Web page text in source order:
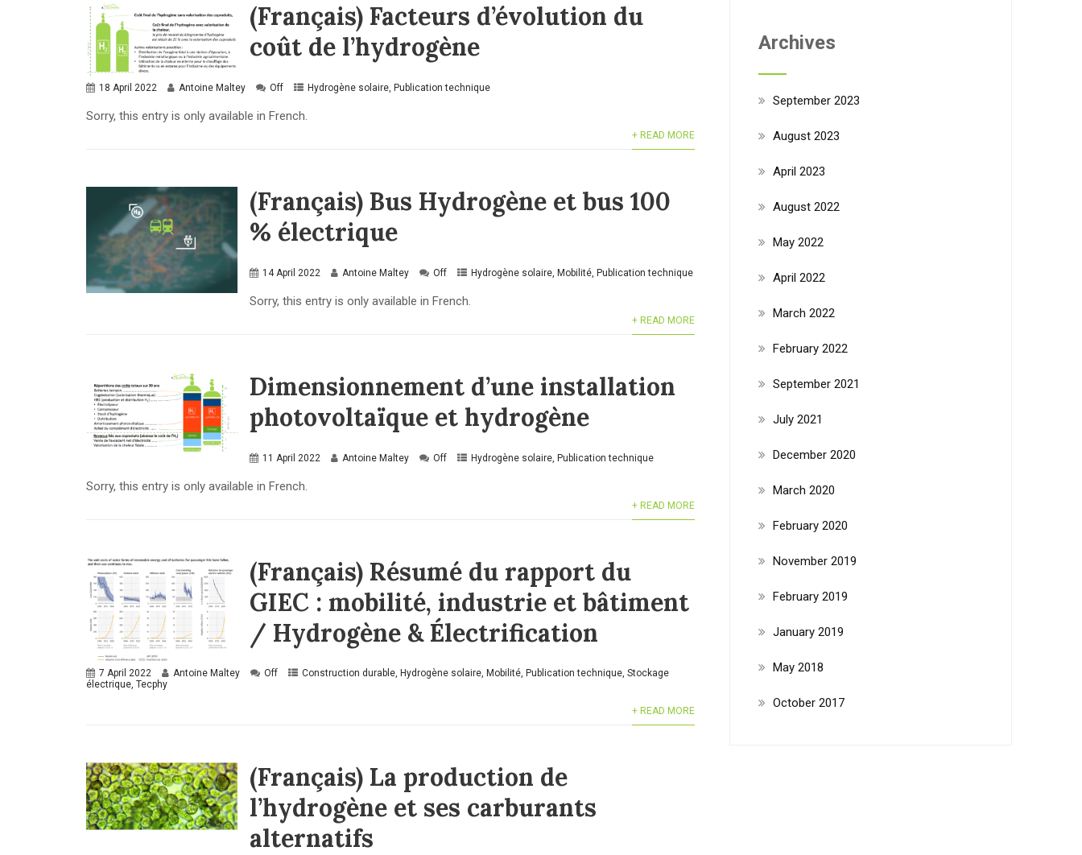
(Français) Facteurs d’évolution du
coût de l’hydrogène
18 April 2022 Antoine Maltey Off Hydrogène solaire, Publication technique
Sorry, this entry is only available in French.
+ READ MORE
(Français) Bus Hydrogène et bus 100
% électrique
14 April 2022 Antoine Maltey Off Hydrogène solaire, Mobilité, Publication technique
Sorry, this entry is only available in French.
+ READ MORE
Dimensionnement d’une installation
photovoltaïque et hydrogène
11 April 2022 Antoine Maltey Off Hydrogène solaire ,Publication technique
Sorry, this entry is only available in French.
+ READ MORE
(Français) Résumé du rapport du
GIEC : mobilité, industrie et bâtiment
/ Hydrogène & Électrification
7 April 2022 Antoine Maltey Off Construction durable, Hydrogène solaire, Mobilité, Publication technique, Stockage
électrique, Tecphy
+ READ MORE
(Français) La production de
l’hydrogène et ses carburants
alternatifs
Archives
September 2023
August 2023
April 2023
August 2022
May 2022
April 2022
March 2022
February 2022
September 2021
July 2021
December 2020
March 2020
February 2020
November 2019
February 2019
January 2019
May 2018
October 2017